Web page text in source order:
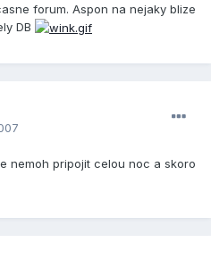
forum. Aspon na nejaky blize
DB
nemoh pripojit celou noc a skoro